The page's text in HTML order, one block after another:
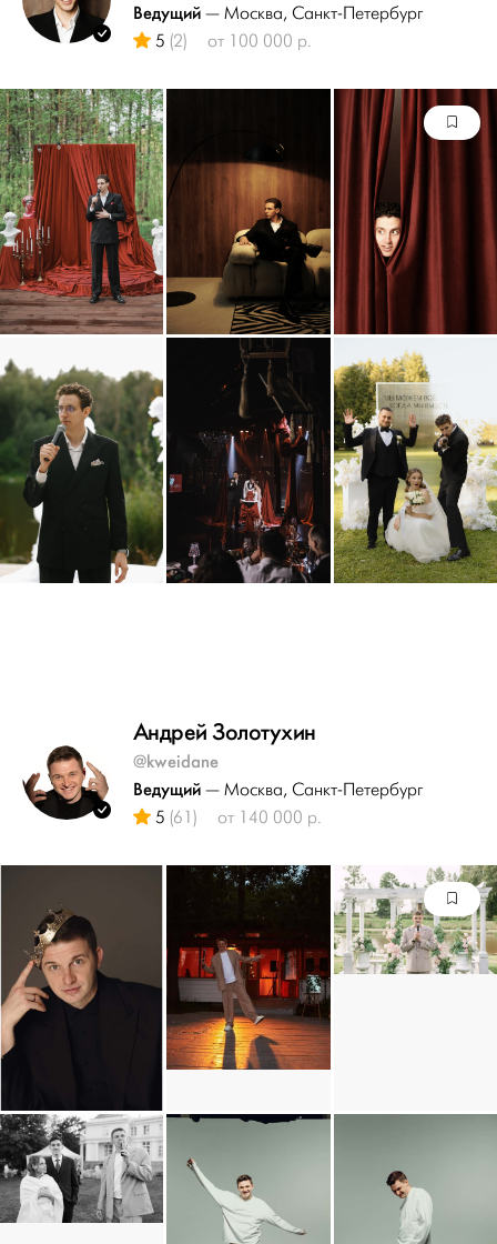
Ведущий — Москва, Санкт-Петербург
5 (2) от 100 000 р.
Андрей Золотухин
@kweidane
Ведущий — Москва, Санкт-Петербург
5 (61) от 140 000 р.